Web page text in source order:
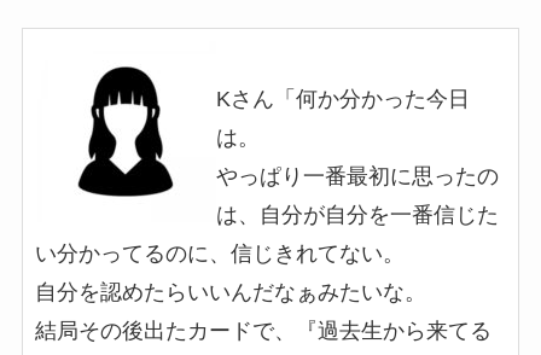
Kさん「何か分かった今日
は。
やっぱり一番最初に思ったの
は、自分が自分を一番信じた
い分かってるのに、信じきれてない。
自分を認めたらいいんだなぁみたいな。
結局その後出たカードで、『過去生から来てる